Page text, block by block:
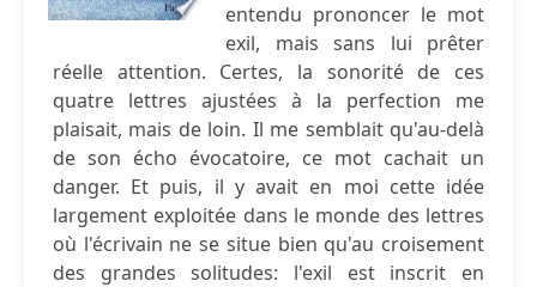
entendu prononcer le mot
exil, mais sans lui prêter
réelle attention. Certes, la sonorité de ces
quatre lettres ajustées à la perfection me
plaisait, mais de loin. Il me semblait qu'au-delà
de son écho évocatoire, ce mot cachait un
danger. Et puis, il y avait en moi cette idée
largement exploitée dans le monde des lettres
où l'écrivain ne se situe bien qu'au croisement
des grandes solitudes: l'exil est inscrit en